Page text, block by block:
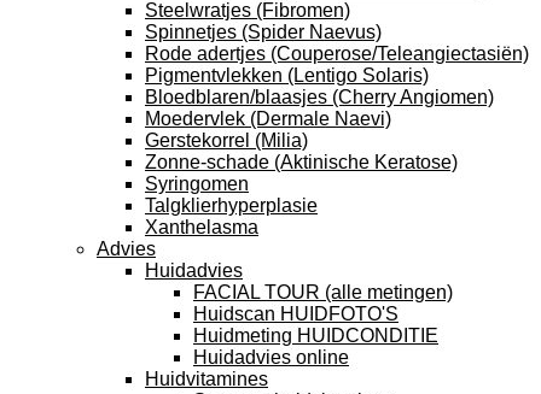
Steelwratjes (Fibromen)
Spinnetjes (Spider Naevus)
Rode adertjes (Couperose/Teleangiectasiën)
Pigmentvlekken (Lentigo Solaris)
Bloedblaren/blaasjes (Cherry Angiomen)
Moedervlek (Dermale Naevi)
Gerstekorrel (Milia)
Zonne-schade (Aktinische Keratose)
Syringomen
Talgklierhyperplasie
Xanthelasma
Advies
Huidadvies
FACIAL TOUR (alle metingen)
Huidscan HUIDFOTO'S
Huidmeting HUIDCONDITIE
Huidadvies online
Huidvitamines